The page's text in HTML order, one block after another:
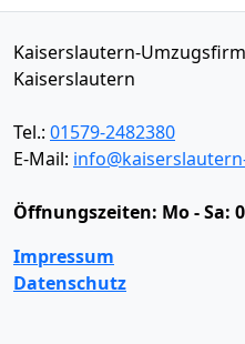
Kaiserslautern-
Kaiserslautern
Tel.: 01579-2482380
E-Mail:
Öffnungszeiten: Mo - Sa:
Impressum
Datenschutz